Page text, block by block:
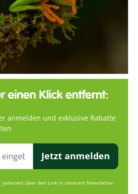
einen Klick entfernt:
anmelden und exklusive Rabatte
Jetzt anmelden
jederzeit über den Link in unserem Newsletter